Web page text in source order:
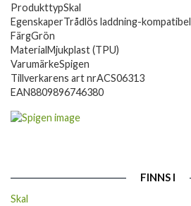
ProdukttypSkal
EgenskaperTrådlös laddning-kompatibel
FärgGrön
MaterialMjukplast (TPU)
VarumärkeSpigen
Tillverkarens art nrACS06313
EAN8809896746380
FINNS I
Skal